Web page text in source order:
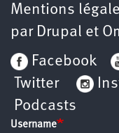
Mentions
par Drupal et
Facebook
Twitter
Podcasts
Username